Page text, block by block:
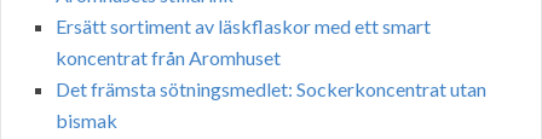
Ersätt sortiment av läskflaskor med ett smart
koncentrat från Aromhuset
Det främsta sötningsmedlet: Sockerkoncentrat utan
bismak